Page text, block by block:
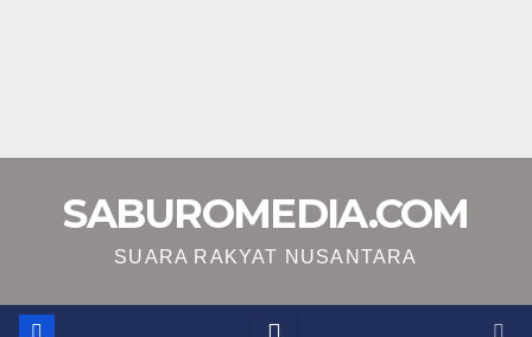
SABUROMEDIA.COM
SUARA RAKYAT NUSANTARA